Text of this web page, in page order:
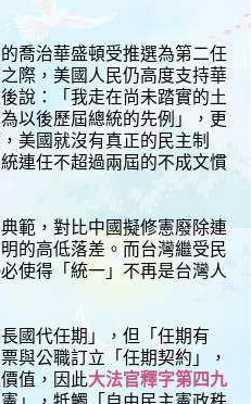
喬治華盛頓受推選為第二任
際，美國人民仍高度支持華
說：「我走在尚未踏實的土
以後歷屆總統的先例」，更
美國就沒有真正的民主制
連任不超過兩屆的不成文慣
範，對比中國擬修憲廢除連
的高低落差。而台灣繼受民
使得「統一」不再是台灣人
國代任期」，但「任期有
與公職訂立「任期契約」，
值，因此大法官釋字第四九